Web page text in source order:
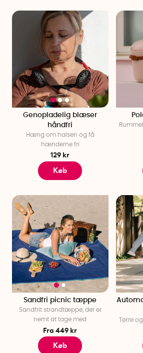
Genopladelig blæser
håndfri
Hæng om halsen og få
hænderne fri
129 kr
Køb
Sandfri picnic tæppe
Sandfrit strandtæppe, der er
nemt at tage med
Fra 449 kr
Køb
Tørre